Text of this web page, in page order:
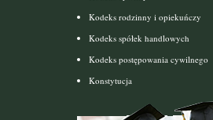
Kodeks rodzinny i opiekuńczy
Kodeks spółek handlowych
Kodeks postępowania cywilnego
Konstytucja